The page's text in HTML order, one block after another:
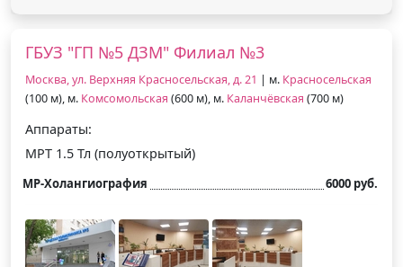
ГБУЗ "ГП №5 ДЗМ" Филиал №3
Москва, ул. Верхняя Красносельская, д. 21 | м. Красносельская
(100 м), м. Комсомольская (600 м), м. Каланчёвская (700 м)
Аппараты:
МРТ 1.5 Тл (полуоткрытый)
МР-Холангиография 6000 руб.